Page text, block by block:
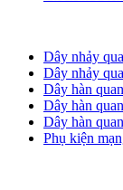
Dây nhảy
Dây nhảy
Dây hàn
Dây hàn
Dây hàn
Phụ kiện